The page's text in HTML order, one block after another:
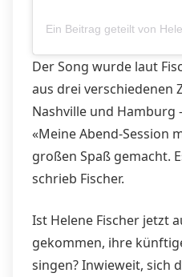
Der Song wurde laut
aus drei verschiedenen
Nashville und Hamburg
«Meine Abend-Session
großen Spaß gemacht.
schrieb Fischer.
Ist Helene Fischer jetzt
gekommen, ihre
singen? Inwieweit, sich